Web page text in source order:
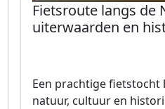
Fietsroute langs de
uiterwaarden en
Een prachtige fietstocht
natuur, cultuur en